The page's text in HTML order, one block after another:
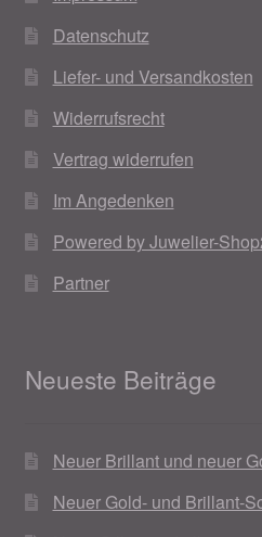
Datenschutz
Liefer- und Versandkosten
Widerrufsrecht
Vertrag widerrufen
Im Angedenken
Powered by Juwelier-
Partner
Neueste Beiträge
Neuer Brillant und neuer
Neuer Gold- und Brillant-